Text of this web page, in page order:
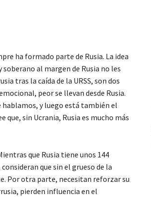
ha formado parte de Rusia. La idea
al margen de Rusia no les
tras la caída de la URSS, son dos
peor se llevan desde Rusia.
y luego está también el
que, sin Ucrania, Rusia es mucho más
que Rusia tiene unos 144
que sin el grueso de la
Por otra parte, necesitan reforzar su
pierden influencia en el